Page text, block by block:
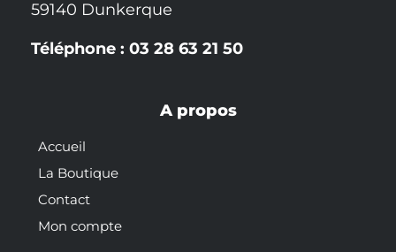
59140 Dunkerque
Téléphone : 03 28 63 21 50
A propos
Accueil
La Boutique
Contact
Mon compte